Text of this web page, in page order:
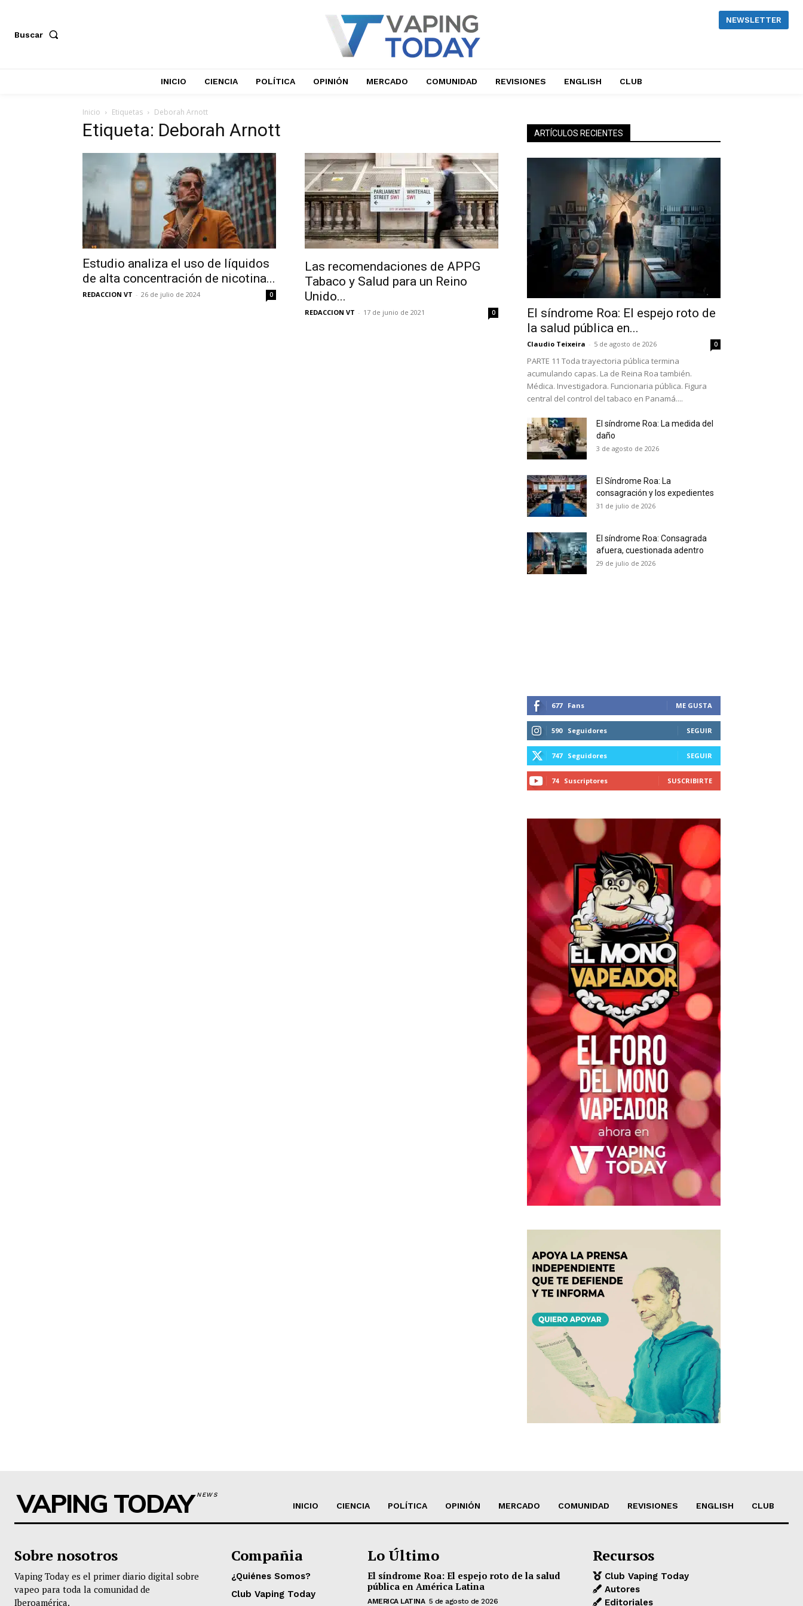
No te pierdas de las últimas
Suscríbete a nuestro boletín diario y recibe todas las
noticias del vapeo y la reducción de daños en tu correo
Subscribe to our daily clipping and receive all the news
of vaping and tobacco harm reduction in your email.
Buscar
NEWSLETTER
INICIO CIENCIA POLÍTICA OPINIÓN MERCADO COMUNIDAD REVISIONES ENGLISH CLUB
Inicio Etiquetas Deborah Arnott
Etiqueta: Deborah Arnott
Estudio analiza el uso de líquidos
de alta concentración de nicotina...
REDACCION VT - 26 de julio de 2024 0
Las recomendaciones de APPG
Tabaco y Salud para un Reino
Unido...
REDACCION VT - 17 de junio de 2021 0
ARTÍCULOS RECIENTES
El síndrome Roa: El espejo roto de
la salud pública en...
Claudio Teixeira - 5 de agosto de 2026 0
PARTE 11 Toda trayectoria pública termina
acumulando capas. La de Reina Roa también.
Médica. Investigadora. Funcionaria pública. Figura
central del control del tabaco en Panamá....
El síndrome Roa: La medida del
daño
3 de agosto de 2026
El Síndrome Roa: La
consagración y los expedientes
31 de julio de 2026
El síndrome Roa: Consagrada
afuera, cuestionada adentro
29 de julio de 2026
677 Fans ME GUSTA
590 Seguidores SEGUIR
747 Seguidores SEGUIR
74 Suscriptores SUSCRIBIRTE
VAPING TODAYNEWS
INICIO CIENCIA POLÍTICA OPINIÓN MERCADO COMUNIDAD REVISIONES ENGLISH CLUB
Sobre nosotros
Vaping Today es el primer diario digital sobre
vapeo para toda la comunidad de
Iberoamérica.
Compañia
¿Quiénes Somos?
Club Vaping Today
Lo Último
El síndrome Roa: El espejo roto de la salud
pública en América Latina
AMERICA LATINA 5 de agosto de 2026
Recursos
Club Vaping Today
Autores
Editoriales